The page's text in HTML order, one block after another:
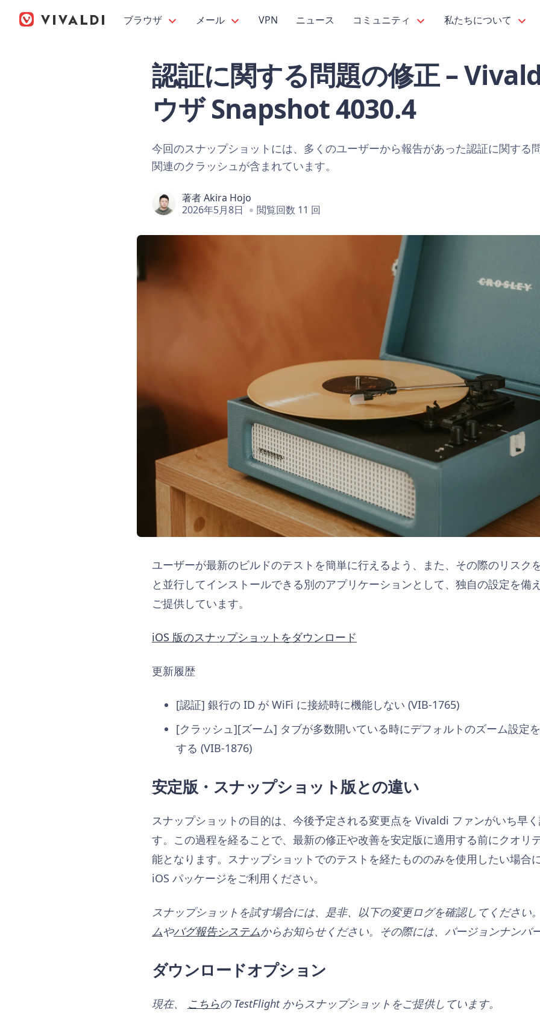
ブラウザ メール VPN ニュース コミュニティ 私たちについて
認証に関する問題の修正 –
ウザ Snapshot 4030.4
今回のスナップショットには、多くのユーザーから報告があった認証に関する
関連のクラッシュが含まれています。
著者Akira Hojo
2026年5月8日
閲覧回数 11 回
ユーザーが最新のビルドのテストを簡単に行えるよう、また、その際のリスク
と並行してインストールできる別のアプリケーションとして、独自の設定を備
ご提供しています。
iOS 版のスナップショットをダウンロード
更新履歴
[認証] 銀行の ID が WiFi に接続時に機能しない (VIB-1765)
[クラッシュ][ズーム] タブが多数開いている時にデフォルトのズーム設定
する (VIB-1876)
安定版・スナップショット版との違い
スナップショットの目的は、今後予定される変更点を Vivaldi ファンがいち早
す。この過程を経ることで、最新の修正や改善を安定版に適用する前にクオリ
能となります。スナップショットでのテストを経たもののみを使用したい場合
iOS パッケージをご利用ください。
スナップショットを試す場合には、是非、以下の変更ログを確認してください
ムやバグ報告システムからお知らせください。その際には、バージョンナンバ
ダウンロードオプション
現在、 こちらの TestFlight からスナップショットをご提供しています。